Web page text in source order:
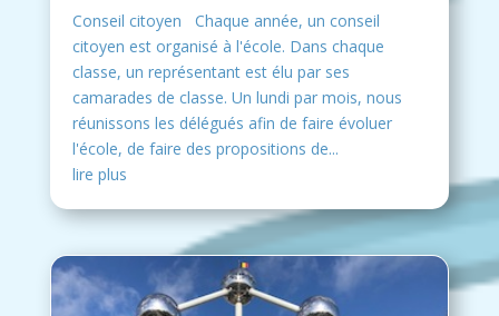
Conseil citoyen Chaque année, un conseil
citoyen est organisé à l'école. Dans chaque
classe, un représentant est élu par ses
camarades de classe. Un lundi par mois, nous
réunissons les délégués afin de faire évoluer
l'école, de faire des propositions de...
lire plus